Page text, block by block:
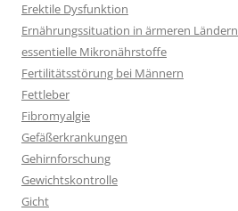
Erektile Dysfunktion
Ernährungssituation in ärmeren Ländern
essentielle Mikronährstoffe
Fertilitätsstörung bei Männern
Fettleber
Fibromyalgie
Gefäßerkrankungen
Gehirnforschung
Gewichtskontrolle
Gicht